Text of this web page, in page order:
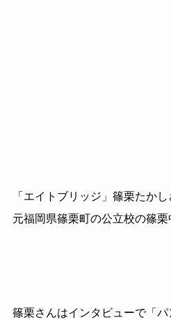
「エイトブリッジ」篠栗たか
元福岡県篠栗町の公立校の篠栗
篠栗さんはインタビューで「